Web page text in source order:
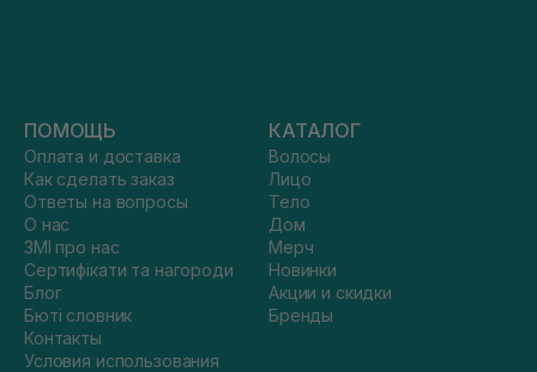
ПОМОЩЬ
Оплата и доставка
Как сделать заказ
Ответы на вопросы
О нас
ЗМІ про нас
Сертифікати та нагороди
Блог
Бюті словник
Контакты
Условия использования
КАТАЛОГ
Волосы
Лицо
Тело
Дом
Мерч
Новинки
Акции и скидки
Бренды